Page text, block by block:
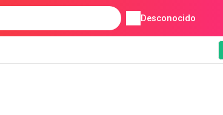
Desconocido